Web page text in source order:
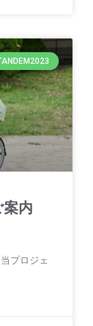
内
プロジェ